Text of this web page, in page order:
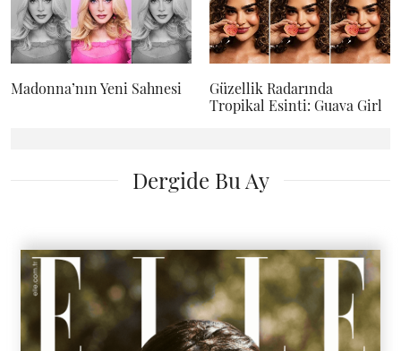
Madonna’nın Yeni Sahnesi
Güzellik Radarında
Tropikal Esinti: Guava Girl
Dergide Bu Ay